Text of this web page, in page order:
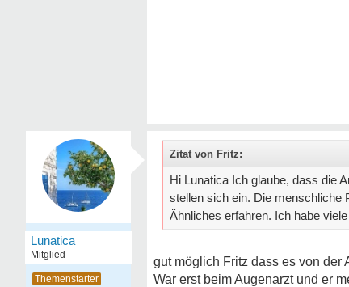
Lunatica
Mitglied
Zitat von Fritz:
Hi Lunatica Ich glaube, dass die
stellen sich ein. Die menschliche
Ähnliches erfahren. Ich habe
gut möglich Fritz dass es von der
War erst beim Augenarzt und er